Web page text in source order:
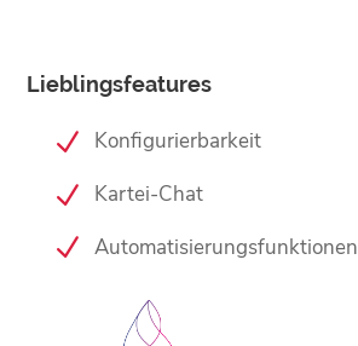
Lieblingsfeatures
Konfigurierbarkeit
Kartei-Chat
Automatisierungsfunktionen